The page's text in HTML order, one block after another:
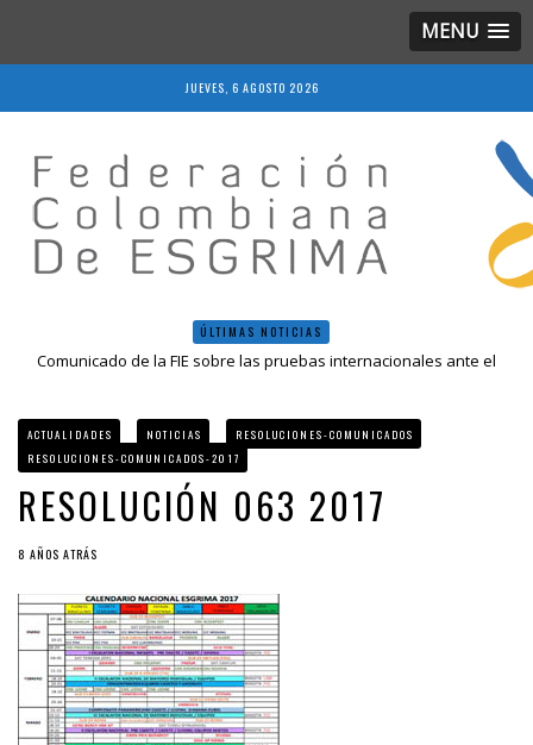
MENU
JUEVES, 6 AGOSTO 2026
ÚLTIMAS NOTICIAS
Comunicado de la FIE sobre las pruebas internacionales ante el
Resultados LIVE IV Escalafón Nacional Mayores, Cali, Abril 2019
Resolución 027 2019
Epee Grand Prix 2023 – Cali, Colombia
ACTUALIDADES NOTICIAS
RESOLUCIONES-COMUNICADOS
RESOLUCIONES-COMUNICADOS-2017
RESOLUCIÓN 063 2017
8 AÑOS ATRÁS